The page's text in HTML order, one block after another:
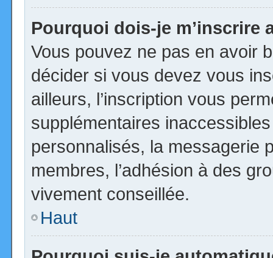
Pourquoi dois-je m’inscrire
Vous pouvez ne pas en avoir
décider si vous devez vous
ailleurs, l’inscription vous
supplémentaires
personnalisés, la messagerie
membres, l’adhésion à des
vivement conseillée.
Haut